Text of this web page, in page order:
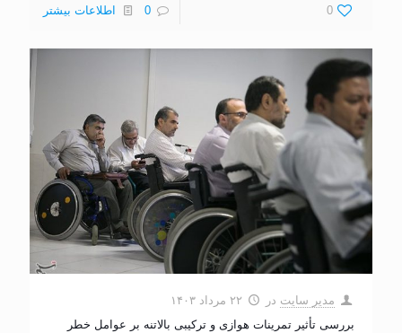
0
0 اطلاعات بیشتر
مدیر سایت در
۲۲ مرداد ۱۴۰۳
بررسی تأثیر تمرینات هوازی و ترکیبی بالاتنه بر عوامل خطر